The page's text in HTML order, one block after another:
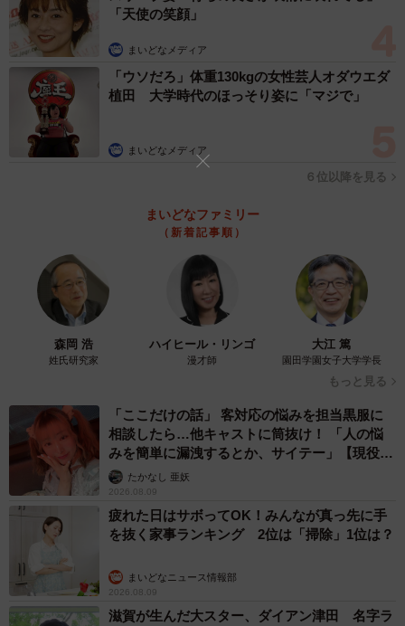
カラメルが漏れ出ることが想定できたので、念のため上か
らラップを被せてひっくり返しました。
──召し上がったみなさんの反応は？
出来栄えには全員大喜びでした。８人ほどで食べたのです
が、それでも完食するまで１時間はかかったかと思いま
──きっと夢のような１時間だったんでしょうね。次に巨大
スイーツを作るとしたら？
次は巨大シュークリームを食べてみたいですね。
◇ ◇
ゆあるさんの「巨大シュークリームも想像の５０倍上手く
できた」というご報告を楽しみにしています！
「天使の笑顔」
まいどなメディア
「ウソだろ」体重130kgの女性芸人オダウエダ
植田 大学時代のほっそり姿に「マジで」
まいどなメディア
６位以降を見る
まいどなファミリー
（新着記事順）
森岡 浩
姓氏研究家
ハイヒール・リンゴ
漫才師
大江 篤
園田学園女子大学学長
もっと見る
「ここだけの話」 客対応の悩みを担当黒服に
相談したら…他キャストに筒抜け！ 「人の悩
みを簡単に漏洩するとか、サイテー」【現役キ
ャストに取材】
たかなし 亜妖
2026.08.09
疲れた日はサボってOK！みんなが真っ先に手
を抜く家事ランキング 2位は「掃除」1位は？
まいどなニュース情報部
2026.08.09
滋賀が生んだ大スター、ダイアン津田 名字ラ